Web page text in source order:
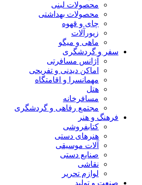
محصولات لبنی
محصولات بهداشتی
چای و قهوه
زیورآلات
ماهی و میگو
سفر و گردشگری
آژانس مسافرتی
اماکن دیدنی و تفریحی
مهمانسرا و اقامتگاه
هتل
مسافرخانه
مجتمع رفاهی و گردشگری
فرهنگ و هنر
کتابفروشی
هنرهای دستی
آلات موسیقی
صنایع دستی
نقاشی
لوازم تحریر
صنعت و تولید